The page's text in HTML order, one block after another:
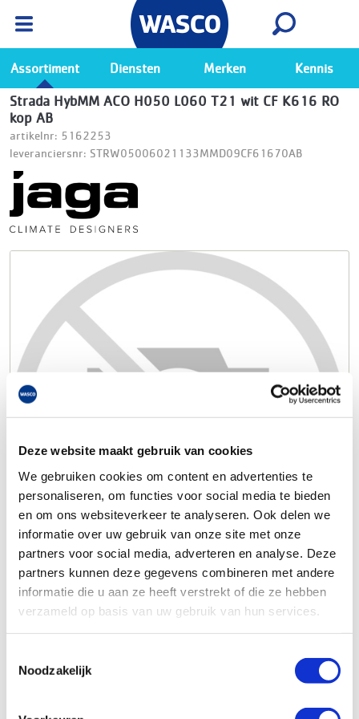
Deze website maakt gebruik van cookies
We gebruiken cookies om content en advertenties te
personaliseren, om functies voor social media te bieden
en om ons websiteverkeer te analyseren. Ook delen we
informatie over uw gebruik van onze site met onze
partners voor social media, adverteren en analyse. Deze
partners kunnen deze gegevens combineren met andere
informatie die u aan ze heeft verstrekt of die ze hebben
verzameld op basis van uw gebruik van hun services.
Noodzakelijk
Ga naar de Wasco app
Bekijk
Assortiment Diensten Merken Kennis
Strada HybMM ACO H050 L060 T21 wit CF K616 RO
kop AB
artikelnr: 5162253
leveranciersnr: STRW05006021133MMD09CF61670AB